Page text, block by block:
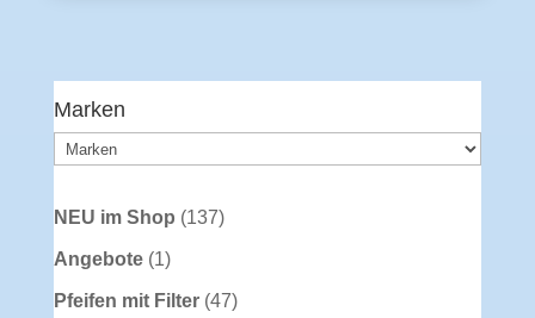
Marken
NEU im Shop 137137
Angebote 11
Produkt
Pfeifen mit Filter 4747